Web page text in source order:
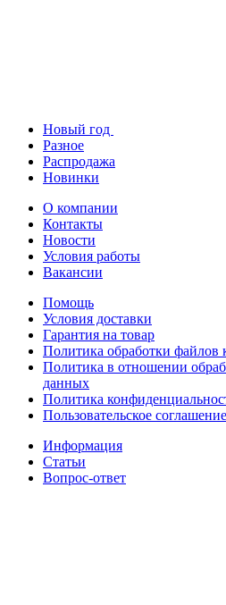
Новый год
Разное
Распродажа
Новинки
О компании
Контакты
Новости
Условия работы
Вакансии
Помощь
Условия доставки
Гарантия на товар
Политика обработки файлов
Политика в отношении
данных
Политика
Пользовательское соглашение
Информация
Статьи
Вопрос-ответ